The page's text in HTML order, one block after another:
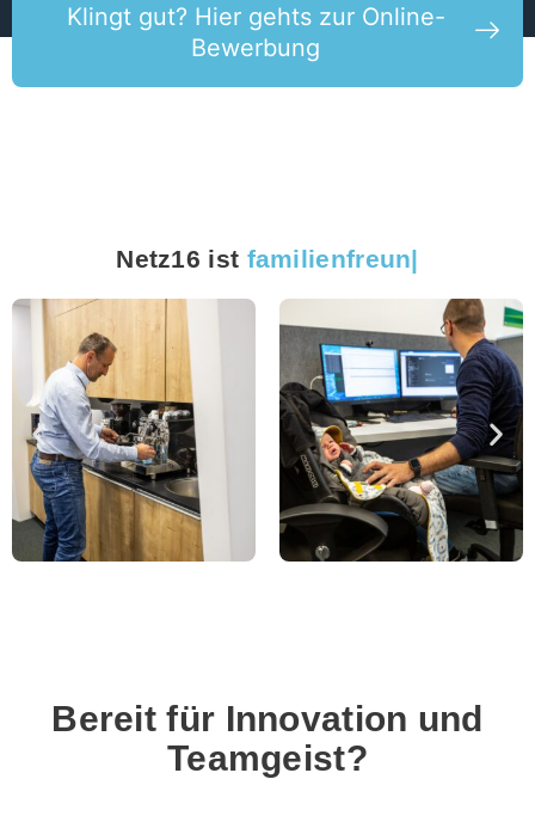
Klingt gut? Hier gehts zur Online-
Bewerbung
Netz16 ist familienfreundlich
Bereit für Innovation und
Teamgeist?